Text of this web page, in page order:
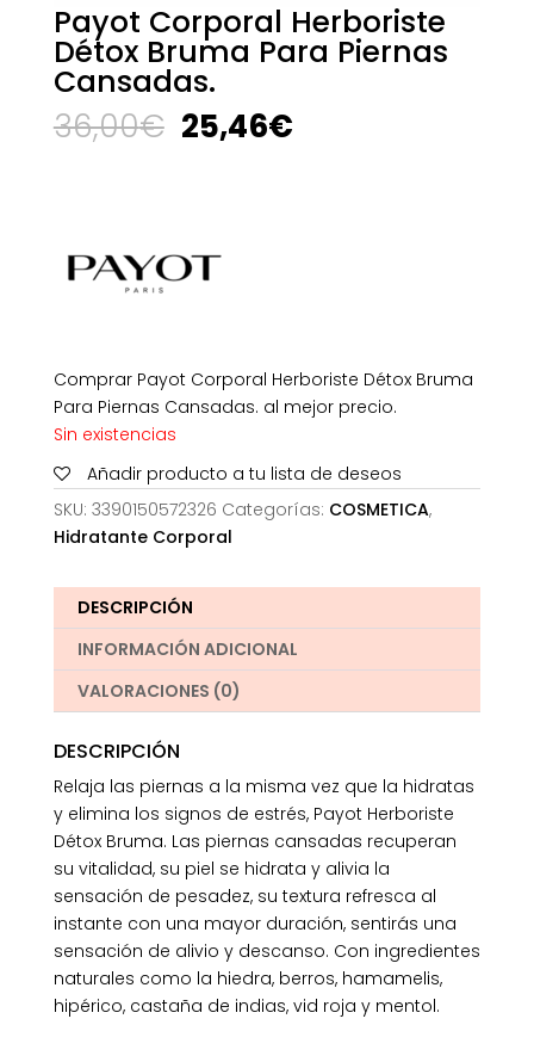
Payot Corporal Herboriste
Détox Bruma Para Piernas
Cansadas.
36,00€ El
precio
25,46€El
Comprar Payot Corporal Herboriste Détox Bruma
Para Piernas Cansadas. al mejor precio.
Sin existencias
Añadir producto a tu lista de deseos
SKU: 3390150572326 Categorías: COSMETICA,
Hidratante Corporal
DESCRIPCIÓN
INFORMACIÓN ADICIONAL
VALORACIONES (0)
DESCRIPCIÓN
Relaja las piernas a la misma vez que la hidratas
y elimina los signos de estrés, Payot Herboriste
Détox Bruma. Las piernas cansadas recuperan
su vitalidad, su piel se hidrata y alivia la
sensación de pesadez, su textura refresca al
instante con una mayor duración, sentirás una
sensación de alivio y descanso. Con ingredientes
naturales como la hiedra, berros, hamamelis,
hipérico, castaña de indias, vid roja y mentol.